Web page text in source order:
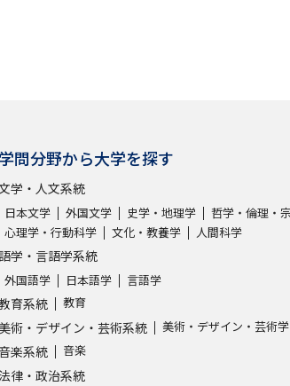
学問分野から大学を探す
学・人文系統
日本文学 外国文学 史学・地理学
哲学・倫理・
心理学・行動科学
文化・教養学 人間科学
語学・言語学系統
外国語学 日本語学 言語学
育系統 教育
術・デザイン・芸術系統 美術・デザイン・芸術学
楽系統 音楽
律・政治系統